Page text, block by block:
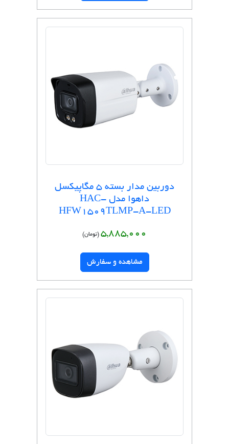
دوربین مدار بسته 5 مگاپیکسل
داهوا مدل HAC-
HFW1509TLMP-A-LED
5,885,000 (تومان)
مشاهده و سفارش